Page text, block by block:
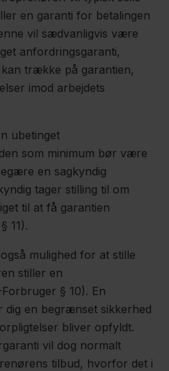
en garanti for betalingen
vil sædvanligvis være
anfordringsgaranti,
trække på garantien,
imod arbejdets
ubetinget
som minimum bør være
en sagkyndig
tager stilling til om
til at få garantien
11).
mulighed for at stille
stiller en
§ 10). En
dig en begrænset sikkerhed
bliver opfyldt.
vil dog normalt
tilbud, hvorfor det i